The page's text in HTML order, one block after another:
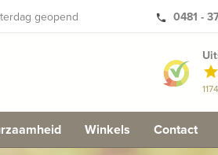
geopend phone 0481 -
star
Winkels Contact